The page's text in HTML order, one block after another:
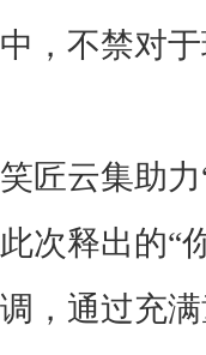
中，不禁对
笑匠云集助力
此次释出的“
调，通过充